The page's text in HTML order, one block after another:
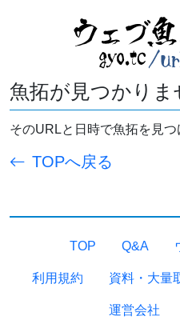
魚拓が見つかりま
そのURLと日時で魚拓を見つ
TOPへ戻る
TOP Q&A
利用規約 資料・大量
運営会社